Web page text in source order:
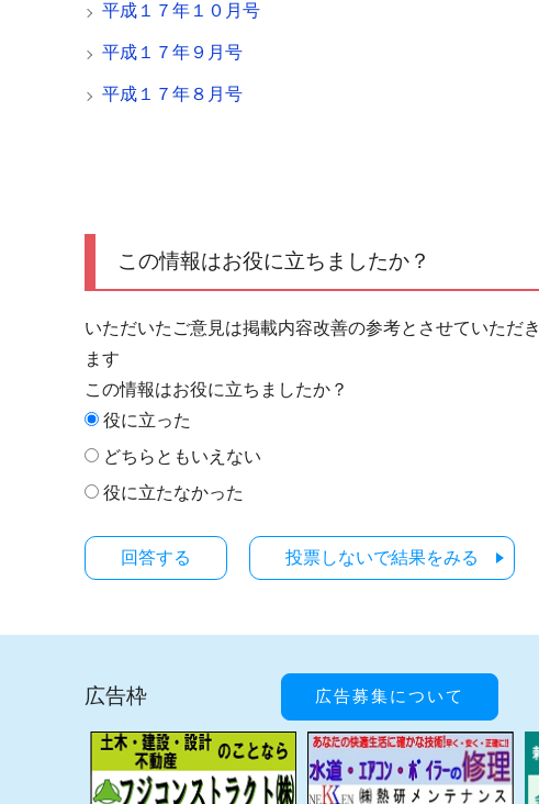
平成１７年１０月号
平成１７年９月号
平成１７年８月号
この情報はお役に立ちましたか？
いただいたご意見は掲載内容改善の参考とさせていただき
ます
この情報はお役に立ちましたか？
役に立った
どちらともいえない
役に立たなかった
投票しないで結果をみる
広告枠 広告募集について